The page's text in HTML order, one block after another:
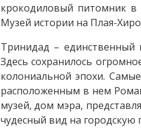
крокодиловый питомник в
Музей истории на Плая-
Тринидад –
Здесь сохранилось
колониальной эпохи.
расположенным в нем
музей, дом мэра,
чудесный вид на городскую